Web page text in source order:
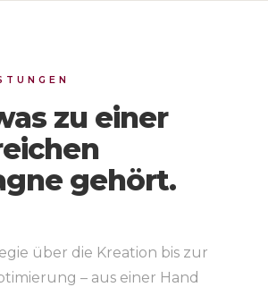
zu einer
gehört.
über die Kreation bis zur
– aus einer Hand